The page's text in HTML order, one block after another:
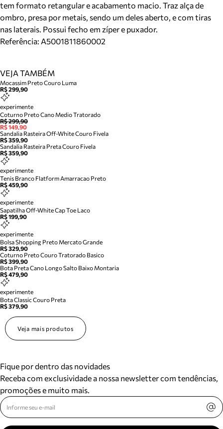
tem formato retangular e acabamento macio. Traz alça de
ombro, presa por metais, sendo um deles aberto, e com tiras
nas laterais. Possui fecho em zíper e puxador.
Referência: A5001811860002
VEJA TAMBÉM
Mocassim Preto Couro Luma
R$ 299,90
experimente
Coturno Preto Cano Medio Tratorado
R$ 299,90
R$ 149,90
Sandalia Rasteira Off-White Couro Fivela
R$ 359,90
Sandalia Rasteira Preta Couro Fivela
R$ 359,90
experimente
Tenis Branco Flatform Amarracao Preto
R$ 459,90
experimente
Sapatilha Off-White Cap Toe Laco
R$ 199,90
experimente
Bolsa Shopping Preto Mercato Grande
R$ 329,90
Coturno Preto Couro Tratorado Basico
R$ 399,90
Bota Preta Cano Longo Salto Baixo Montaria
R$ 479,90
experimente
Bota Classic Couro Preta
R$ 379,90
Veja mais produtos
Fique por dentro das novidades
Receba com exclusividade a nossa newsletter com tendências,
promoções e muito mais.